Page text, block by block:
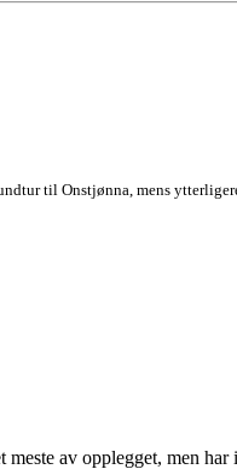
til Onstjønna, mens
av opplegget, men har